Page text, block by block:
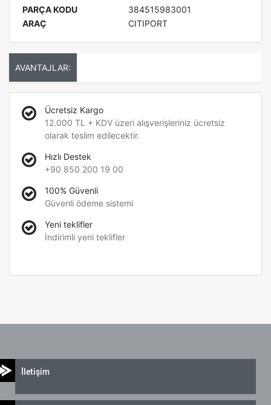
PARÇA KODU
384515983001
ARAÇ
CITIPORT
AVANTAJLAR:
Ücretsiz Kargo
12.000 TL + KDV üzeri alışverişleriniz ücretsiz
olarak teslim edilecektir.
Hızlı Destek
+90 850 200 19 00
100% Güvenli
Güvenli ödeme sistemi
Yeni teklifler
İndirimli yeni teklifler
İletişim